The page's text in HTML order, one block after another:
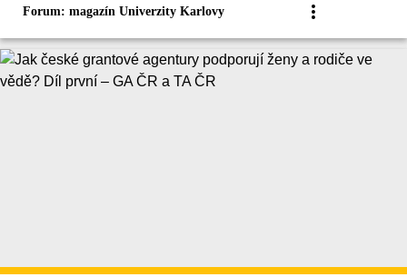
Forum: magazín Univerzity Karlovy